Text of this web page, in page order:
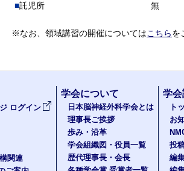
託児所
無
※なお、領域講習の開催についてはこちらを
ログイン
関連
学会について
日本脳神経外科学会とは
理事長ご挨拶
歩み・沿革
学会組織図・役員一覧
歴代理事長・会長
学
ト
お
投
編